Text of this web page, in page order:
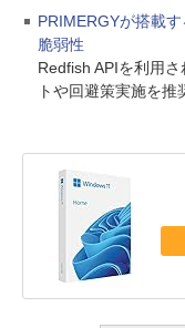
PRIMERGYが搭載
脆弱性
Redfish APIを利用
トや回避策実施を推